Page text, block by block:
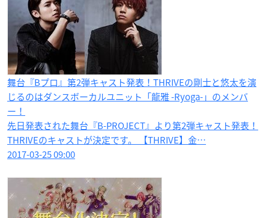
舞台『Bプロ』第2弾キャスト発表！THRIVEの剛士と悠太を演
じるのはダンスボーカルユニット「龍雅 -Ryoga-」のメンバ
ー！
先日発表された舞台『B-PROJECT』より第2弾キャスト発表！
THRIVEのキャストが決定です。 【THRIVE】金…
2017-03-25 09:00